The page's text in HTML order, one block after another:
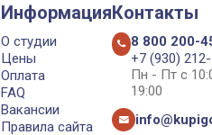
Информация
О студии
Цены
Оплата
FAQ
Вакансии
Правила сайта
Контакты
8 800 200-
+7 (930)
Пн - Пт с
19:00